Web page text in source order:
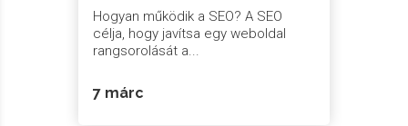
Hogyan működik a SEO? A SEO
célja, hogy javítsa egy weboldal
rangsorolását a...
7 márc